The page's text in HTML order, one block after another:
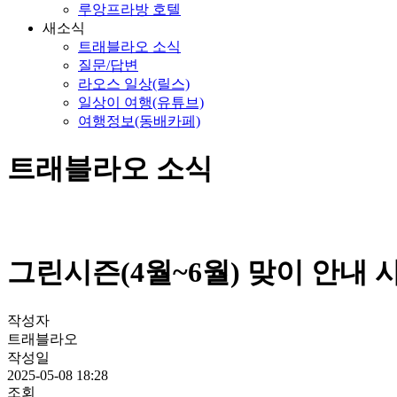
루앙프라방 호텔
새소식
트래블라오 소식
질문/답변
라오스 일상(릴스)
일상이 여행(유튜브)
여행정보(동배카페)
트래블라오 소식
그린시즌(4월~6월) 맞이 안내
작성자
트래블라오
작성일
2025-05-08 18:28
조회